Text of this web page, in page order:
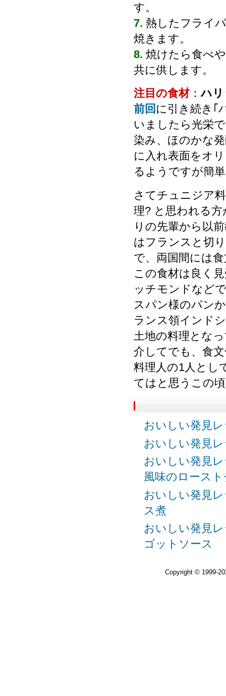
す。
7. 熱したフライ
焼きます。
8. 焼けたら食べ
共に供します。
注目の食材：ハ
前回 に引き続き｢
いましたら光栄
染み、ほのかな
に入れ表面をオ
るようですが簡
さてチュニジア
理? と思われる
りの先輩から以
はフランスと切
で、両国間には
この食材は良く
ッチモンドなど
スパン様のパン
ランス領インド
土地の料理とな
介してでも、食
料理人の1人とし
てはと思うこの
おいしい発見
おいしい発見
おいしい発見
風味のロース
おいしい発見
ス煮
おいしい発見
ゴットソース
Copyright © 1999-